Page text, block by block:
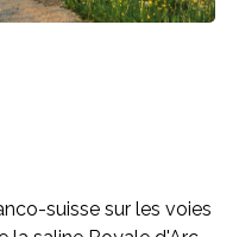
suisse sur les voies